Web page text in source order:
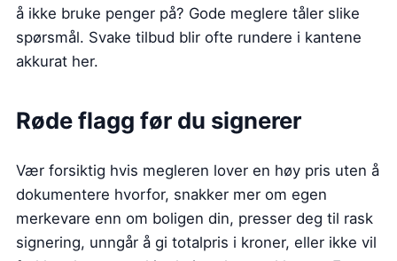
å ikke bruke penger på? Gode meglere tåler slike
spørsmål. Svake tilbud blir ofte rundere i kantene
akkurat her.
Røde flagg før du signerer
Vær forsiktig hvis megleren lover en høy pris uten å
dokumentere hvorfor, snakker mer om egen
merkevare enn om boligen din, presser deg til rask
signering, unngår å gi totalpris i kroner, eller ikke vil